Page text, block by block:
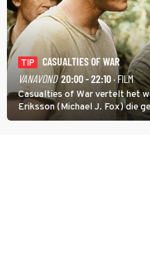
TIP
CASUALTIES OF WAR
VANAVOND 20:00 - 22:10· FILM
Casualties of War vertelt het
Eriksson (Michael J. Fox) die
tijdens de Vietnamoorlog. Hij